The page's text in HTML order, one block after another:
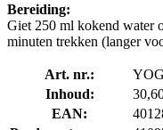
Bereiding:
Giet 250 ml kokend water
minuten trekken (langer
Art. nr.:
Inhoud:
EAN: